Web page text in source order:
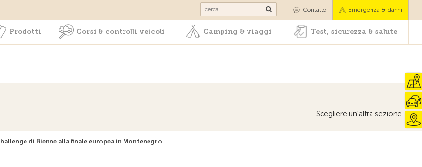
Corsi & controlli veicoli Camping & viaggi Test, sicurezza & salute
Contatto Emergenza & danni
Prodotti Corsi & controlli veicoli Camping & viaggi Test, sicurezza & salute
Scegliere un'altra sezione
di Bienne alla finale europea in Montenegro